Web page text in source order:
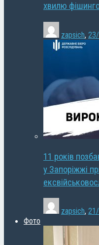
хвилю
zapsich,
11 років
у Запоріжжі
zapsich,
Фото